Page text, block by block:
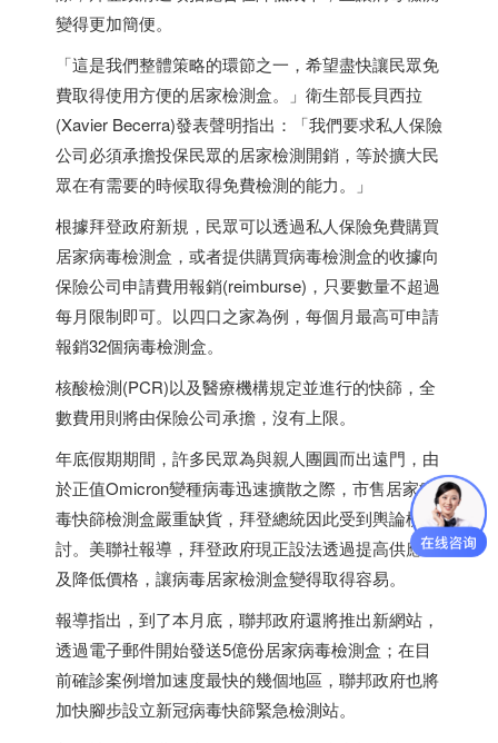
變得更加簡便。
「這是我們整體策略的環節之一，希望盡快讓民眾免
費取得使用方便的居家檢測盒。」衛生部長貝西拉
(Xavier Becerra)發表聲明指出：「我們要求私人保險
公司必須承擔投保民眾的居家檢測開銷，等於擴大民
眾在有需要的時候取得免費檢測的能力。」
根據拜登政府新規，民眾可以透過私人保險免費購買
居家病毒檢測盒，或者提供購買病毒檢測盒的收據向
保險公司申請費用報銷(reimburse)，只要數量不超過
每月限制即可。以四口之家為例，每個月最高可申請
報銷32個病毒檢測盒。
核酸檢測(PCR)以及醫療機構規定並進行的快篩，全
數費用則將由保險公司承擔，沒有上限。
年底假期期間，許多民眾為與親人團圓而出遠門，由
於正值Omicron變種病毒迅速擴散之際，市售居家病
毒快篩檢測盒嚴重缺貨，拜登總統因此受到輿論檢
討。美聯社報導，拜登政府現正設法透過提高供應量
及降低價格，讓病毒居家檢測盒變得取得容易。
報導指出，到了本月底，聯邦政府還將推出新網站，
透過電子郵件開始發送5億份居家病毒檢測盒；在目
前確診案例增加速度最快的幾個地區，聯邦政府也將
加快腳步設立新冠病毒快篩緊急檢測站。